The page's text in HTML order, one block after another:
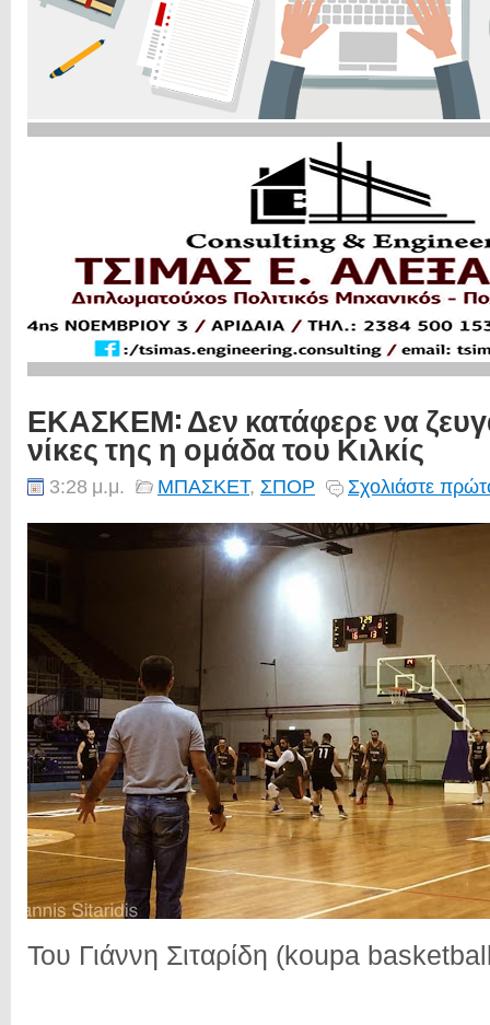
ΕΚΑΣΚΕΜ: Δεν κατάφερε να
νίκες της η ομάδα του Κιλκίς
3:28 μ.μ. ΜΠΑΣΚΕΤ, ΣΠΟΡ Σχολιάστε
Του Γιάννη Σιταρίδη (koupa